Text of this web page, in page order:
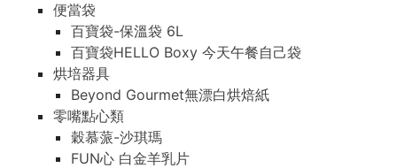
便當袋
百寶袋-保溫袋 6L
百寶袋HELLO Boxy 今天午餐自己袋
烘培器具
Beyond Gourmet無漂白烘焙紙
零嘴點心類
穀慕蒎-沙琪瑪
FUN心 白金羊乳片